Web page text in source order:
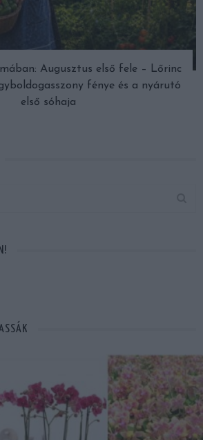
Augusztus első fele – Lőrinc
fénye és a nyárutó
első sóhaja